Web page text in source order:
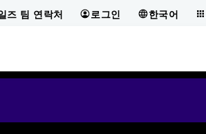
즈 팀 연락처 로그인 한국어